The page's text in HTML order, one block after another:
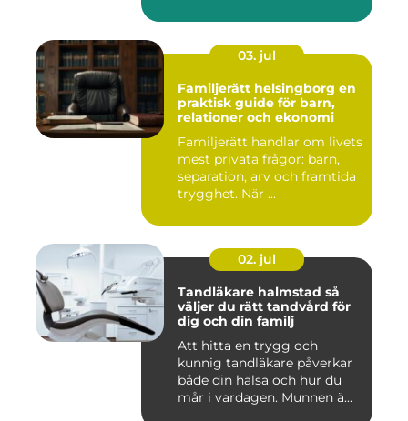
03. jul
Familjerätt helsingborg en
praktisk guide för barn,
relationer och ekonomi
Familjerätt handlar om livets
mest privata frågor: barn,
separation, arv och framtida
trygghet. När ...
02. jul
Tandläkare halmstad så
väljer du rätt tandvård för
dig och din familj
Att hitta en trygg och
kunnig tandläkare påverkar
både din hälsa och hur du
mår i vardagen. Munnen ä...